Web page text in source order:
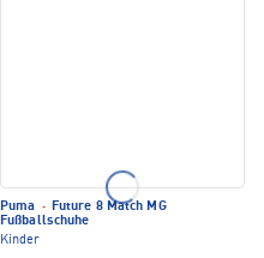
Puma · Future 8 Match MG
Fußballschuhe
Kinder